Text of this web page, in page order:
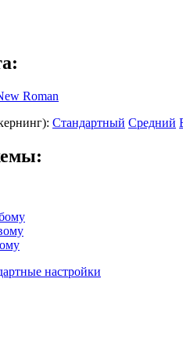
Roman
Стандартный Средний
настройки